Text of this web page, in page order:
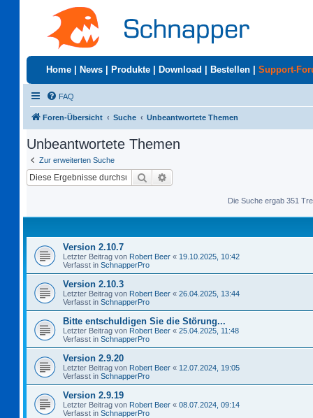
Home News Produkte Download Bestellen Support-
FAQ
Foren-Übersicht Suche Unbeantwortete Themen
Unbeantwortete Themen
Zur erweiterten Suche
Suche
Die Suche ergab 351
Version 2.10.7
Letzter Beitrag von Robert Beer « 19.10.2025, 10:42
Verfasst in SchnapperPro
Version 2.10.3
Letzter Beitrag von Robert Beer « 26.04.2025, 13:44
Verfasst in SchnapperPro
Bitte entschuldigen Sie die Störung...
Letzter Beitrag von Robert Beer « 25.04.2025, 11:48
Verfasst in SchnapperPro
Version 2.9.20
Letzter Beitrag von Robert Beer « 12.07.2024, 19:05
Verfasst in SchnapperPro
Version 2.9.19
Letzter Beitrag von Robert Beer « 08.07.2024, 09:14
Verfasst in SchnapperPro